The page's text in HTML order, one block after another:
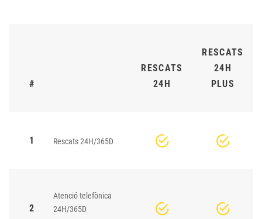
#
RESCATS
24H
RESCATS
24H
PLUS
1 Rescats 24H/365D
2
Atenció telefònica
24H/365D